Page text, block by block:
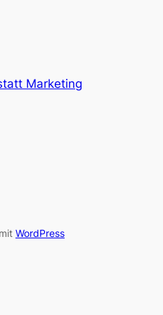
Marketing
WordPress